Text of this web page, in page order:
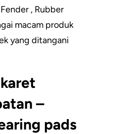
, Rubber
macam produk
yang ditangani
–
pads